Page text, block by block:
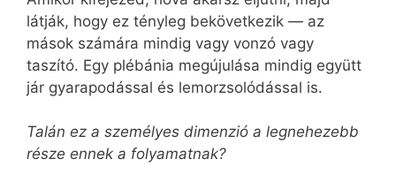
látják, hogy ez tényleg bekövetkezik — az
mások számára mindig vagy vonzó vagy
taszító. Egy plébánia megújulása mindig együtt
jár gyarapodással és lemorzsolódással is.
Talán ez a személyes dimenzió a legnehezebb
része ennek a folyamatnak?